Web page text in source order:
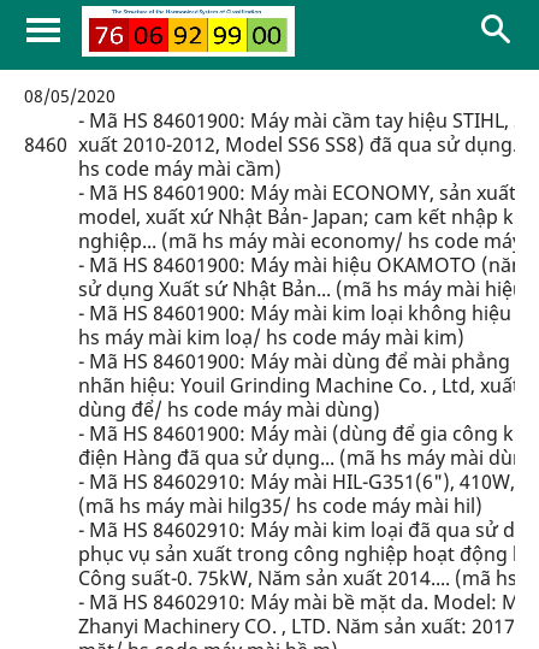
08/05/2020
8460
- Mã HS 84601900: Máy mài cầm tay hiệu STIHL,
xuất 2010-2012, Model SS6 SS8) đã qua sử dụng.
hs code máy mài cầm)
- Mã HS 84601900: Máy mài ECONOMY, sản
model, xuất xứ Nhật Bản- Japan; cam kết nhập
nghiệp... (mã hs máy mài economy/ hs code máy
- Mã HS 84601900: Máy mài hiệu OKAMOTO
sử dụng Xuất sứ Nhật Bản... (mã hs máy mài hiệu
- Mã HS 84601900: Máy mài kim loại không hiệu
hs máy mài kim loạ/ hs code máy mài kim)
- Mã HS 84601900: Máy mài dùng để mài phẳng
nhãn hiệu: Youil Grinding Machine Co. , Ltd, xuất
dùng để/ hs code máy mài dùng)
- Mã HS 84601900: Máy mài (dùng để gia công
điện Hàng đã qua sử dụng... (mã hs máy mài
- Mã HS 84602910: Máy mài HIL-G351(6"), 410W,
(mã hs máy mài hilg35/ hs code máy mài hil)
- Mã HS 84602910: Máy mài kim loại đã qua sử
phục vụ sản xuất trong công nghiệp hoạt động
Công suất-0. 75kW, Năm sản xuất 2014.... (mã hs
- Mã HS 84602910: Máy mài bề mặt da. Model:
Zhanyi Machinery CO. , LTD. Năm sản xuất: